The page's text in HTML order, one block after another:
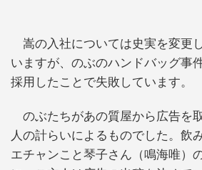
嵩の入社については史実を変更
いますが、のぶのハンドバッグ事
採用したことで失敗しています。
のぶたちがあの質屋から広告を
人の計らいによるものでした。飲
エチャンこと琴子さん（鳴海唯）